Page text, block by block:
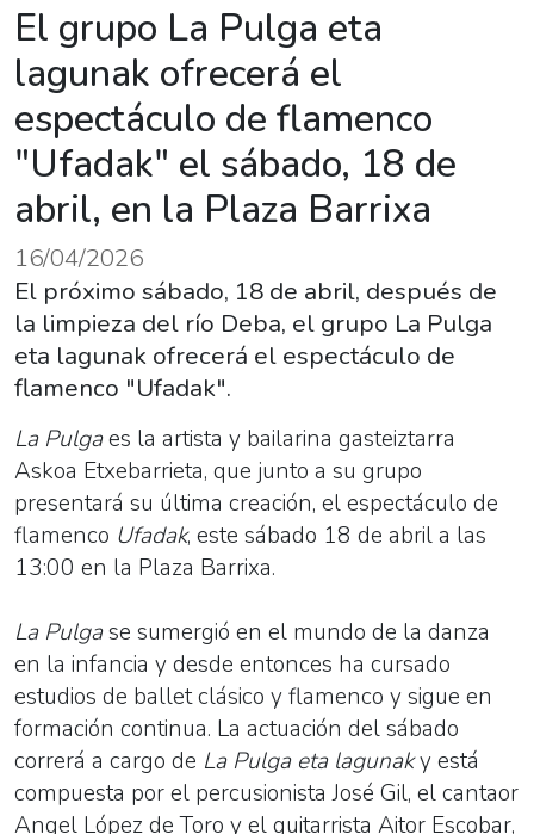
El grupo La Pulga eta
lagunak ofrecerá el
espectáculo de flamenco
"Ufadak" el sábado, 18 de
abril, en la Plaza Barrixa
16/04/2026
El próximo sábado, 18 de abril, después de
la limpieza del río Deba, el grupo La Pulga
eta lagunak ofrecerá el espectáculo de
flamenco "Ufadak".
La Pulgaes la artista y bailarina gasteiztarra
Askoa Etxebarrieta, que junto a su grupo
presentará su última creación, el espectáculo de
flamenco Ufadak, este sábado 18 de abril a las
13:00 en la Plaza Barrixa.
La Pulgase sumergió en el mundo de la danza
en la infancia y desde entonces ha cursado
estudios de ballet clásico y flamenco y sigue en
formación continua. La actuación del sábado
correrá a cargo de La Pulga eta lagunaky está
compuesta por el percusionista José Gil, el cantaor
Angel López de Toro y el guitarrista Aitor Escobar,